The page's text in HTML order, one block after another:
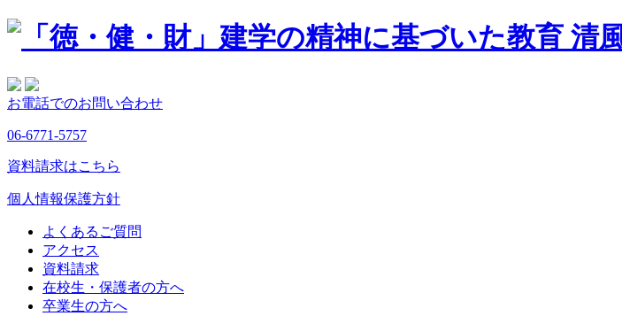
お電話でのお問い合わせ
06-6771-5757
資料請求はこちら
個人情報保護方針
よくあるご質問
アクセス
資料請求
在校生・保護者の方へ
卒業生の方へ